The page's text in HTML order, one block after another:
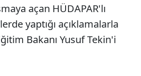
açan HÜDAPAR'lı
yaptığı açıklamalarla
Bakanı Yusuf Tekin'i